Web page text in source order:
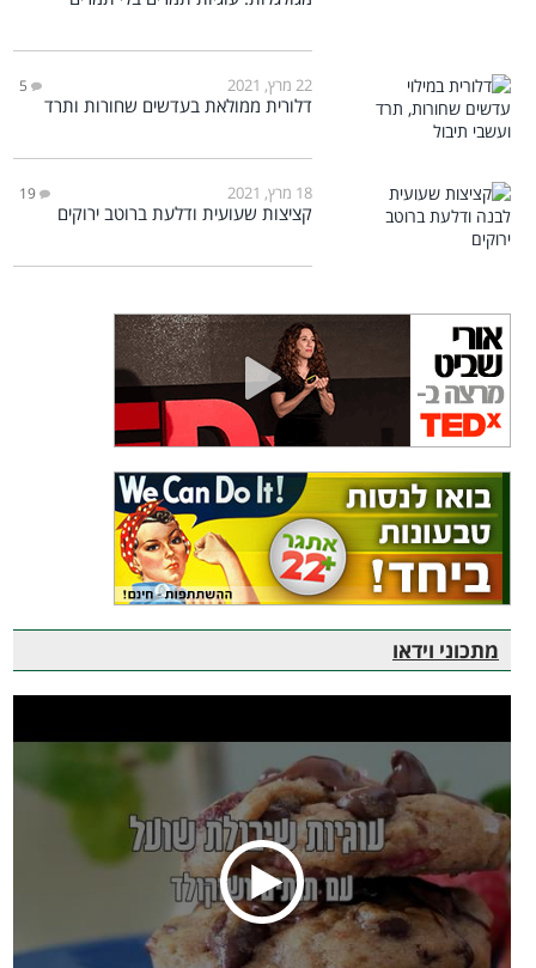
22 מרץ, 2021 5
דלורית ממולאת בעדשים שחורות ותרד
18 מרץ, 2021 19
קציצות שעועית ודלעת ברוטב ירוקים
מתכוני וידאו